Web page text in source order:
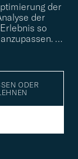
der
der
so
…
ODER
Stil?
weiter!